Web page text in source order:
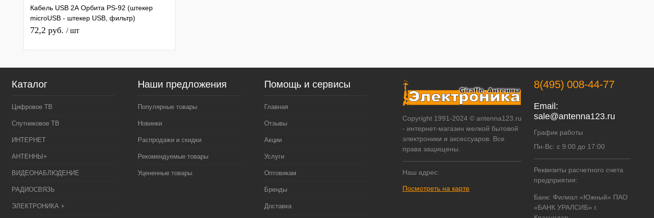
Кабель USB 2А Орбита PS-92 (штекер
microUSB - штекер USB, фильтр)
1,5м/10/250
72,2 руб. / шт
Каталог
Цифровое ТВ
Спутниковое ТВ
ИНТЕРНЕТ
АНТЕННЫ+
ВИДЕОНАБЛЮДЕНИЕ
РАДИОСВЯЗЬ
ЭЛЕКТРОНИКА +
Наши предложения
Популярные товары
Новинки
Распродажи и скидки
Рекомендуемые товары
Уцененные товары
Помощь и сервисы
Главная
Отзывы
Акции
Услуги
Оптовикам
Бренды
Доставка
Copyright 1991-2024 © antenna123.ru
- интернет-магазин мелкой бытовой
электроники и аксессуаров. Все
права защищены.
Наш адрес:
Посмотреть на карте
8(495) 008-44-77
Email:
sale@antenna123.ru
График работы
Пн-Вс: с 9:00 до 17:00
Реквизиты расчетного счета
предприятия:
Банк: Филиал «Южный» ПАО
«БАНК УРАЛСИБ» г.